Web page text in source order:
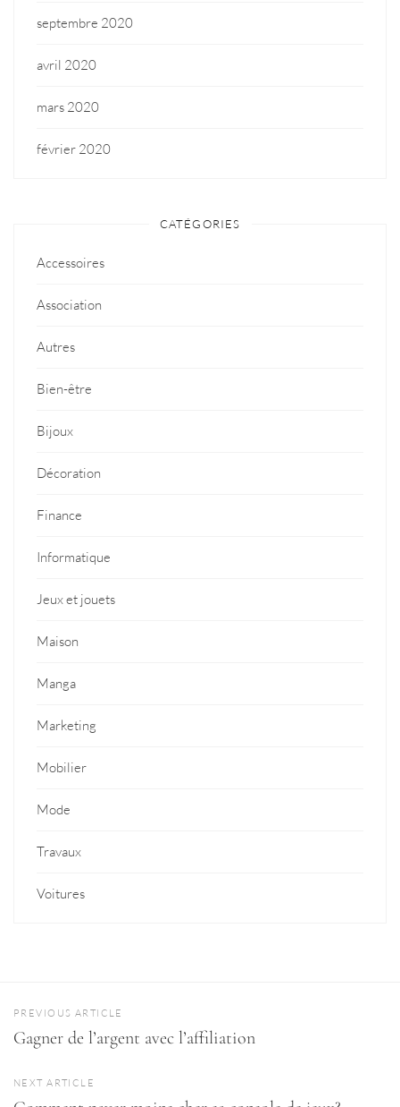
septembre 2020
avril 2020
mars 2020
février 2020
CATÉGORIES
Accessoires
Association
Autres
Bien-être
Bijoux
Décoration
Finance
Informatique
Jeux et jouets
Maison
Manga
Marketing
Mobilier
Mode
Travaux
Voitures
PREVIOUS ARTICLE
Gagner de l’argent avec l’affiliation
NEXT ARTICLE